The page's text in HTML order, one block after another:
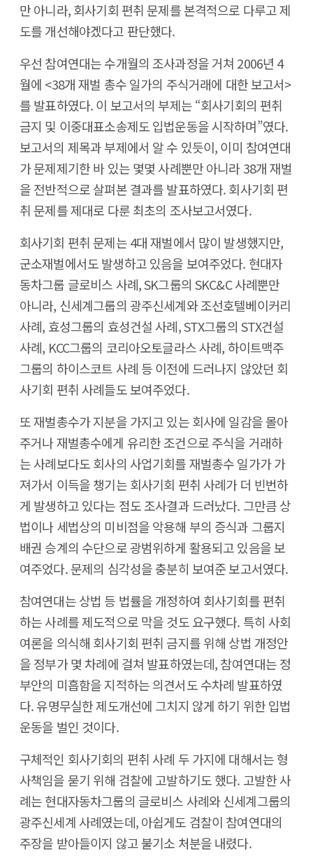
만 아니라, 회사기회 편취 문제를 본격적으로 다루고 제
도를 개선해야겠다고 판단했다.
우선 참여연대는 수개월의 조사과정을 거쳐 2006년 4
월에 <38개 재벌 총수 일가의 주식거래에 대한 보고서>
를 발표하였다. 이 보고서의 부제는 “회사기회의 편취
금지 및 이중대표소송제도 입법운동을 시작하며”였다.
보고서의 제목과 부제에서 알 수 있듯이, 이미 참여연대
가 문제제기한 바 있는 몇몇 사례뿐만 아니라 38개 재벌
을 전반적으로 살펴본 결과를 발표하였다. 회사기회 편
취 문제를 제대로 다룬 최초의 조사보고서였다.
회사기회 편취 문제는 4대 재벌에서 많이 발생했지만,
군소재벌에서도 발생하고 있음을 보여주었다. 현대자
동차그룹 글로비스 사례, SK그룹의 SKC&C 사례뿐만
아니라, 신세계그룹의 광주신세계와 조선호텔베이커리
사례, 효성그룹의 효성건설 사례, STX그룹의 STX건설
사례, KCC그룹의 코리아오토글라스 사례, 하이트맥주
그룹의 하이스코트 사례 등 이전에 드러나지 않았던 회
사기회 편취 사례들도 보여주었다.
또 재벌총수가 지분을 가지고 있는 회사에 일감을 몰아
주거나 재벌총수에게 유리한 조건으로 주식을 거래하
는 사례보다도 회사의 사업기회를 재벌총수 일가가 가
져가서 이득을 챙기는 회사기회 편취 사례가 더 빈번하
게 발생하고 있다는 점도 조사결과 드러났다. 그만큼 상
법이나 세법상의 미비점을 악용해 부의 증식과 그룹지
배권 승계의 수단으로 광범위하게 활용되고 있음을 보
여주었다. 문제의 심각성을 충분히 보여준 보고서였다.
참여연대는 상법 등 법률을 개정하여 회사기회를 편취
하는 사례를 제도적으로 막을 것도 요구했다. 특히 사회
여론을 의식해 회사기회 편취 금지를 위해 상법 개정안
을 정부가 몇 차례에 걸쳐 발표하였는데, 참여연대는 정
부안의 미흡함을 지적하는 의견서도 수차례 발표하였
다. 유명무실한 제도개선에 그치지 않게 하기 위한 입법
운동을 벌인 것이다.
구체적인 회사기회의 편취 사례 두 가지에 대해서는 형
사책임을 묻기 위해 검찰에 고발하기도 했다. 고발한 사
례는 현대자동차그룹의 글로비스 사례와 신세계그룹의
광주신세계 사례였는데, 아쉽게도 검찰이 참여연대의
주장을 받아들이지 않고 불기소 처분을 내렸다.